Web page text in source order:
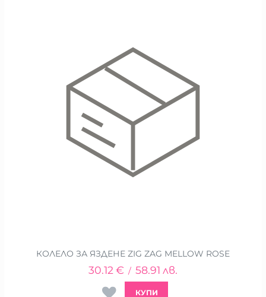
КОЛЕЛО ЗА ЯЗДЕНЕ ZIG ZAG MELLOW ROSE
30.12 € / 58.91 лв.
КУПИ